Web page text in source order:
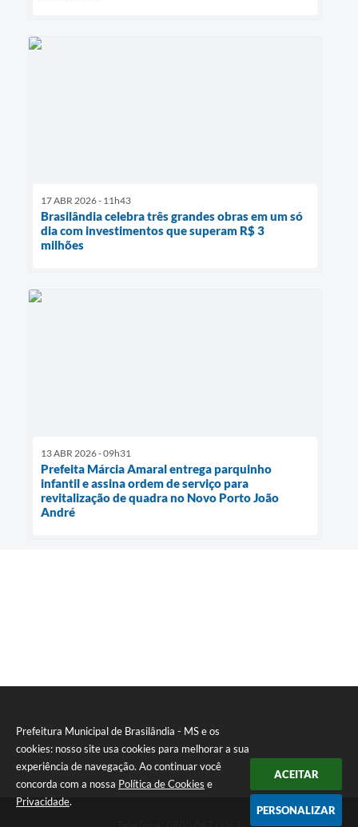
Prefeitura Municipal de Brasilândia - MS e os
cookies: nosso site usa cookies para melhorar a sua
experiência de navegação. Ao continuar você
concorda com a nossa Política de Cookies e
Privacidade.
ACEITAR
PERSONALIZAR
17 ABR 2026 - 11h43
Brasilândia celebra três grandes obras em um só
dia com investimentos que superam R$ 3
milhões
13 ABR 2026 - 09h31
Prefeita Márcia Amaral entrega parquinho
infantil e assina ordem de serviço para
revitalização de quadra no Novo Porto João
André